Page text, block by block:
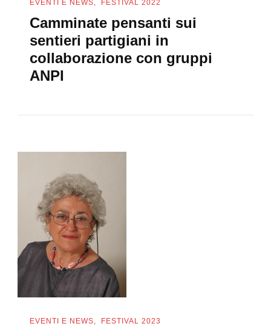
EVENTI E NEWS FESTIVAL 2022
Camminate pensanti sui
sentieri partigiani in
collaborazione con gruppi
ANPI
EVENTI E NEWS FESTIVAL 2023